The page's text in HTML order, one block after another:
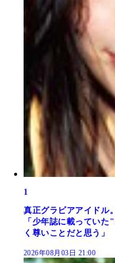
1
真正グラビアアイドル
「少年誌に載ってい
く尊いことだと思う」
2026年08月03日 21:00